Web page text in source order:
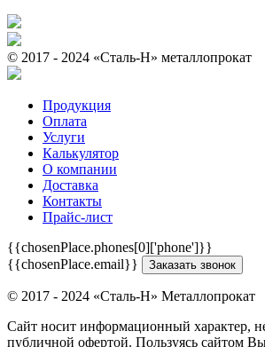
© 2017 - 2024 «Cталь-Н» металлопрокат
Продукция
Оплата
Услуги
Калькулятор
О компании
Доставка
Контакты
Прайс-лист
{{chosenPlace.phones[0]['phone']}}
{{chosenPlace.email}}
Заказать звонок
© 2017 - 2024 «Cталь-Н» Металлопрокат
Сайт носит информационный характер,
публичной офертой. Пользуясь сайтом Вы